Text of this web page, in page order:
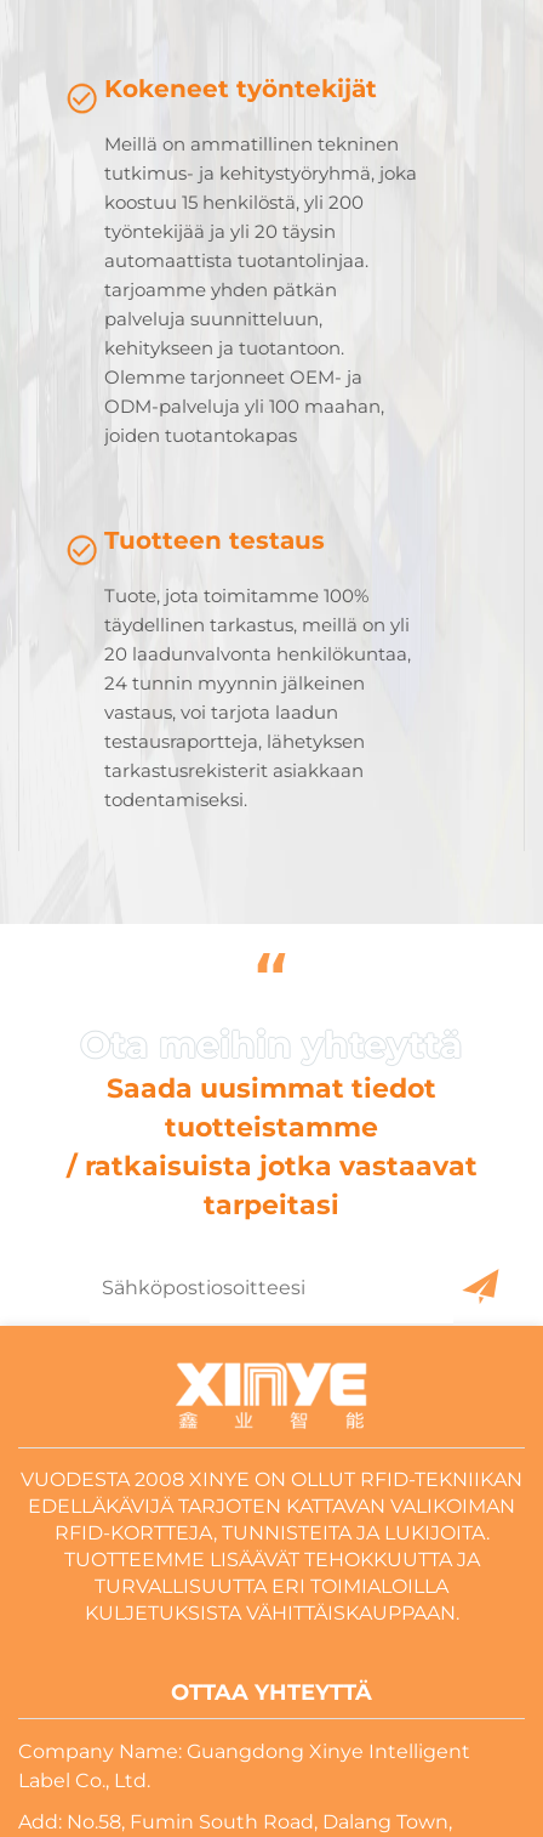
Kokeneet työntekijät
Meillä on ammatillinen tekninen
tutkimus- ja kehitystyöryhmä, joka
koostuu 15 henkilöstä, yli 200
työntekijää ja yli 20 täysin
automaattista tuotantolinjaa.
tarjoamme yhden pätkän
palveluja suunnitteluun,
kehitykseen ja tuotantoon.
Olemme tarjonneet OEM- ja
ODM-palveluja yli 100 maahan,
joiden tuotantokapas
Tuotteen testaus
Tuote, jota toimitamme 100%
täydellinen tarkastus, meillä on yli
20 laadunvalvonta henkilökuntaa,
24 tunnin myynnin jälkeinen
vastaus, voi tarjota laadun
testausraportteja, lähetyksen
tarkastusrekisterit asiakkaan
todentamiseksi.
“
Saada uusimmat tiedot
tuotteistamme
/ ratkaisuista jotka vastaavat
tarpeitasi
VUODESTA 2008 XINYE ON OLLUT RFID-TEKNIIKAN
EDELLÄKÄVIJÄ TARJOTEN KATTAVAN VALIKOIMAN
RFID-KORTTEJA, TUNNISTEITA JA LUKIJOITA.
TUOTTEEMME LISÄÄVÄT TEHOKKUUTTA JA
TURVALLISUUTTA ERI TOIMIALOILLA
KULJETUKSISTA VÄHITTÄISKAUPPAAN.
OTTAA YHTEYTTÄ
Company Name: Guangdong Xinye Intelligent
Label Co., Ltd.
Add: No.58, Fumin South Road, Dalang Town,